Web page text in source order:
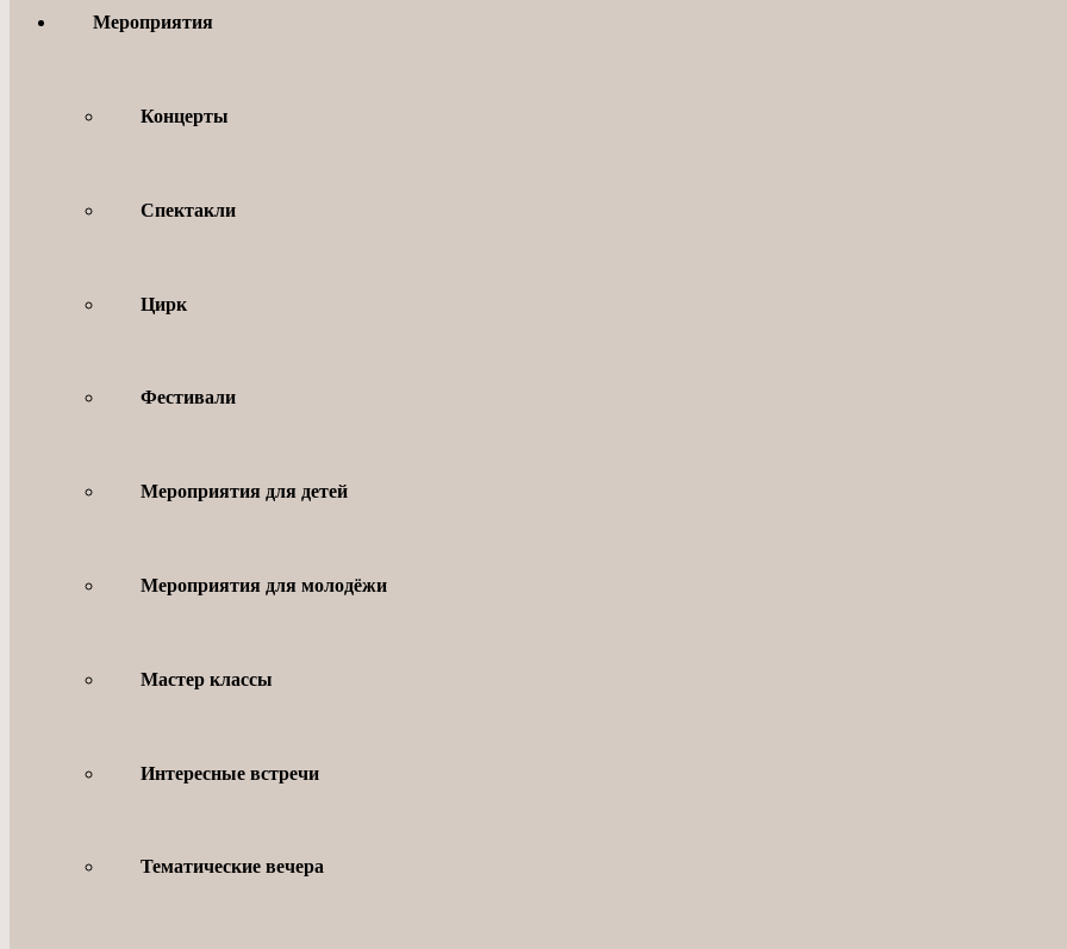
Мероприятия
Концерты
Спектакли
Цирк
Фестивали
Мероприятия для детей
Мероприятия для молодёжи
Мастер классы
Интересные встречи
Тематические вечера